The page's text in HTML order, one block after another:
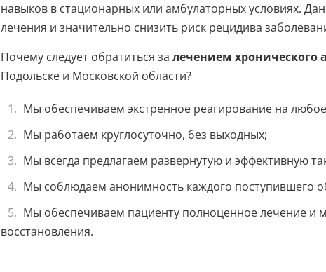
навыков в стационарных или амбулаторных условиях.
лечения и значительно снизить риск рецидива
Почему следует обратиться за лечением хронического
Подольске и Московской области?
Мы обеспечиваем экстренное реагирование на
Мы работаем круглосуточно, без выходных;
Мы всегда предлагаем развернутую и эффективную
Мы соблюдаем анонимность каждого поступившего
Мы обеспечиваем пациенту полноценное лечение и
восстановления.